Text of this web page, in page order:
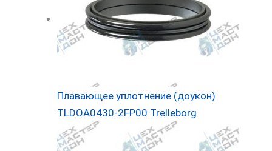
Плавающее уплотнение (доукон)
TLDOA0430-2FP00 Trelleborg